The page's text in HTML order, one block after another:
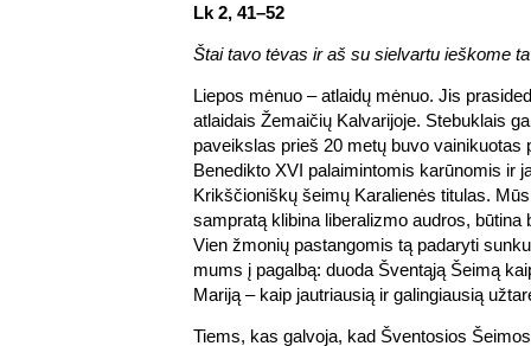
Lk 2, 41–52
Štai tavo tėvas ir aš su sielvartu ieškome
Liepos mėnuo – atlaidų mėnuo. Jis
atlaidais Žemaičių Kalvarijoje. Stebuklais
paveikslas prieš 20 metų buvo vainikuotas
Benedikto XVI palaimintomis karūnomis ir
Krikščioniškų šeimų Karalienės titulas.
sampratą klibina liberalizmo audros, būtina
Vien žmonių pastangomis tą padaryti
mums į pagalbą: duoda Šventąją Šeimą
Mariją – kaip jautriausią ir galingiausią
Tiems, kas galvoja, kad Šventosios